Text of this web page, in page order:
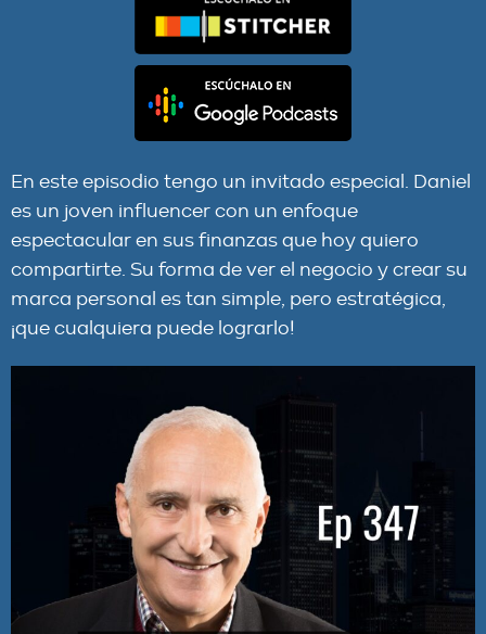
En este episodio tengo un invitado especial. Daniel
es un joven influencer con un enfoque
espectacular en sus finanzas que hoy quiero
compartirte. Su forma de ver el negocio y crear su
marca personal es tan simple, pero estratégica,
¡que cualquiera puede lograrlo!